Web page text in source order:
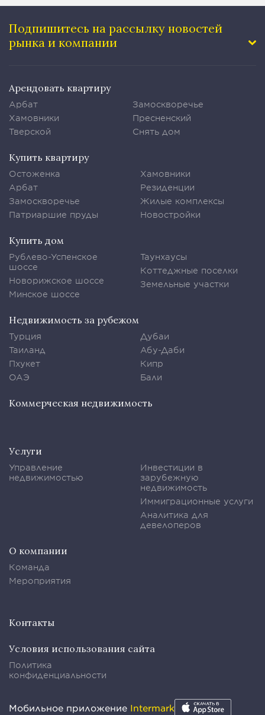
Подпишитесь на рассылку новостей
рынка и компании
Арендовать квартиру
Арбат
Хамовники
Тверской
Замоскворечье
Пресненский
Снять дом
Купить квартиру
Остоженка
Арбат
Замоскворечье
Патриаршие пруды
Хамовники
Резиденции
Жилые комплексы
Новостройки
Купить дом
Рублево-Успенское
шоссе
Новорижское шоссе
Минское шоссе
Таунхаусы
Коттеджные поселки
Земельные участки
Недвижимость за рубежом
Турция
Таиланд
Пхукет
ОАЭ
Дубаи
Абу-Даби
Кипр
Бали
Коммерческая недвижимость
Услуги
Управление
недвижимостью
Инвестиции в
зарубежную
недвижимость
Иммиграционные услуги
Аналитика для
девелоперов
О компании
Команда
Мероприятия
Контакты
Условия использования сайта
Политика
конфиденциальности
Мобильное приложение Intermark